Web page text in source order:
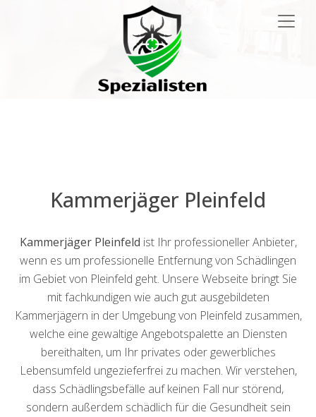
Kammerjäger Pleinfeld
Kammerjäger Pleinfeld ist Ihr professioneller Anbieter,
wenn es um professionelle Entfernung von Schädlingen
im Gebiet von Pleinfeld geht. Unsere Webseite bringt Sie
mit fachkundigen wie auch gut ausgebildeten
Kammerjägern in der Umgebung von Pleinfeld zusammen,
welche eine gewaltige Angebotspalette an Diensten
bereithalten, um Ihr privates oder gewerbliches
Lebensumfeld ungezieferfrei zu machen. Wir verstehen,
dass Schädlingsbefälle auf keinen Fall nur störend,
sondern außerdem schädlich für die Gesundheit sein